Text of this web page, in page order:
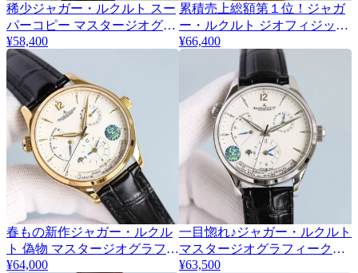
稀少ジャガー・ルクルト スー
パーコピー マスタージオグラ
フィーク 42mm Jae52224
¥58,400
累積売上総額第１位！ジャガ
ー・ルクルト ジオフィジック
スーパーコピー 40mm
¥66,400
春もの新作ジャガー・ルクル
ト 偽物 マスタージオグラフィ
ーク 42mm Q1428421
¥64,000
一目惚れ♪ジャガー・ルクルト
マスタージオグラフィーク
42mm 偽物 2色 Q1422521
¥63,500